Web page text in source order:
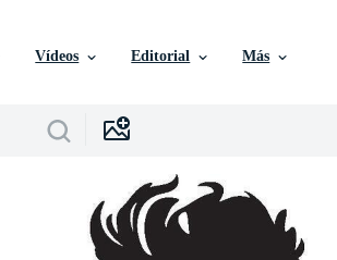
Vídeos Editorial Más